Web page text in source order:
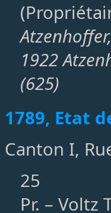
1922
(625)
1789, Etat
Canton I,
25
Pr. – Voltz